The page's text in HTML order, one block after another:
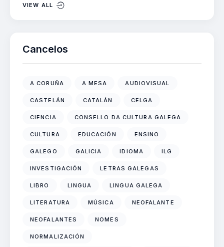
VIEW ALL
Cancelos
A CORUÑA A MESA AUDIOVISUAL
CASTELÁN CATALÁN CELGA
CIENCIA CONSELLO DA CULTURA GALEGA
CULTURA EDUCACIÓN ENSINO
GALEGO GALICIA IDIOMA ILG
INVESTIGACIÓN LETRAS GALEGAS
LIBRO LINGUA LINGUA GALEGA
LITERATURA MÚSICA NEOFALANTE
NEOFALANTES NOMES
NORMALIZACIÓN